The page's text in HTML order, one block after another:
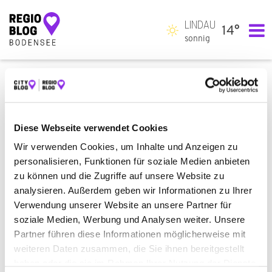
Diese Webseite verwendet Cookies
Wir verwenden Cookies, um Inhalte und Anzeigen zu
personalisieren, Funktionen für soziale Medien anbieten
zu können und die Zugriffe auf unsere Website zu
analysieren. Außerdem geben wir Informationen zu Ihrer
Verwendung unserer Website an unsere Partner für
soziale Medien, Werbung und Analysen weiter. Unsere
Partner führen diese Informationen möglicherweise mit
weiteren Daten zusammen, die Sie ihnen bereitgestellt
Hauptnavigation
LINDAU
sonnig
14°
ALLE EINKAUFEN & SHOPPEN
STOFFGESCHÄFT
BEAUTY & WELLNESS
DAMEN- UND HERRENFRISEUR
BAUEN & WOHNEN
ZIMMERMANN
RECHT & GELD
RECHTSANWALT
SERVICE & DIENSTLEISTUNGEN
BESTATTUNGSINSTITUT
MÖBELHERSTELLER
RECHTSANWALT FÜR FAMILIENRECHT
ES WURDE NICHTS GEFUNDEN.